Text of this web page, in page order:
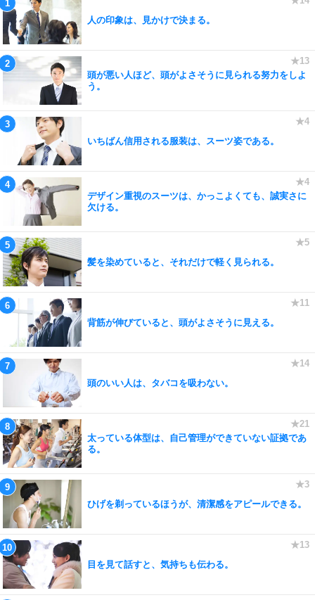
人の印象は、見かけで決まる。
頭が悪い人ほど、頭がよさそうに見られる努力をしよ
う。
いちばん信用される服装は、スーツ姿である。
デザイン重視のスーツは、かっこよくても、誠実さに
欠ける。
髪を染めていると、それだけで軽く見られる。
背筋が伸びていると、頭がよさそうに見える。
頭のいい人は、タバコを吸わない。
太っている体型は、自己管理ができていない証拠であ
る。
ひげを剃っているほうが、清潔感をアピールできる。
目を見て話すと、気持ちも伝わる。